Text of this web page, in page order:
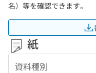
名）等を確認できます。
紙
資料種別